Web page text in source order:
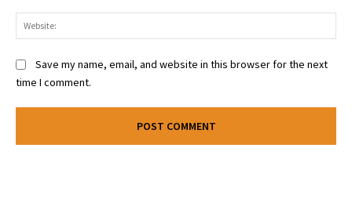
Save my name, email, and website in this browser for the next
time I comment.